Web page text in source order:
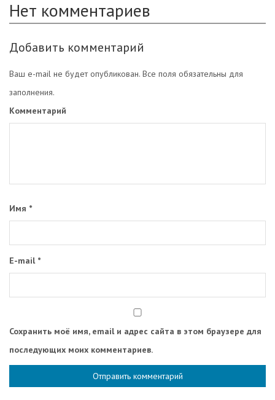
Нет комментариев
Добавить комментарий
Ваш e-mail не будет опубликован. Все поля обязательны для
заполнения.
Комментарий
Имя *
E-mail *
Сохранить моё имя, email и адрес сайта в этом браузере для
последующих моих комментариев.